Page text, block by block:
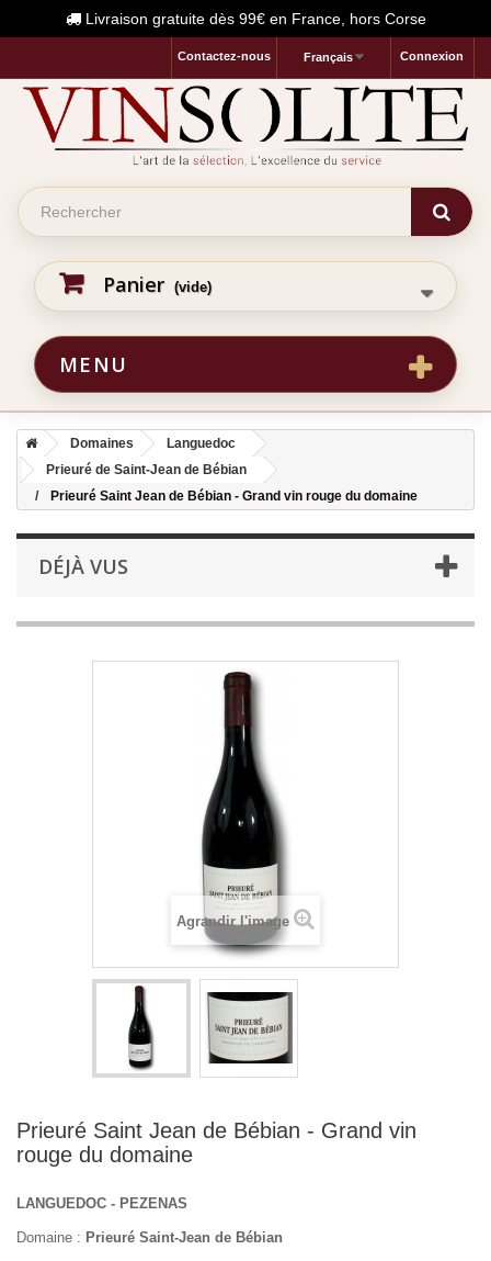
Livraison gratuite dès 99€ en France, hors Corse
Connexion
Français
Contactez-nous
Panier (vide)
MENU
Domaines
Languedoc
Prieuré de Saint-Jean de Bébian
Prieuré Saint Jean de Bébian - Grand vin rouge du domaine
DÉJÀ VUS
Agrandir l'image
Prieuré Saint Jean de Bébian - Grand vin
rouge du domaine
LANGUEDOC - PEZENAS
Domaine : Prieuré Saint-Jean de Bébian